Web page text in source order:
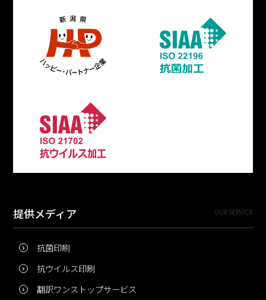
提供メディア OUR SERVICE
抗菌印刷
抗ウイルス印刷
翻訳ワンストップサービス